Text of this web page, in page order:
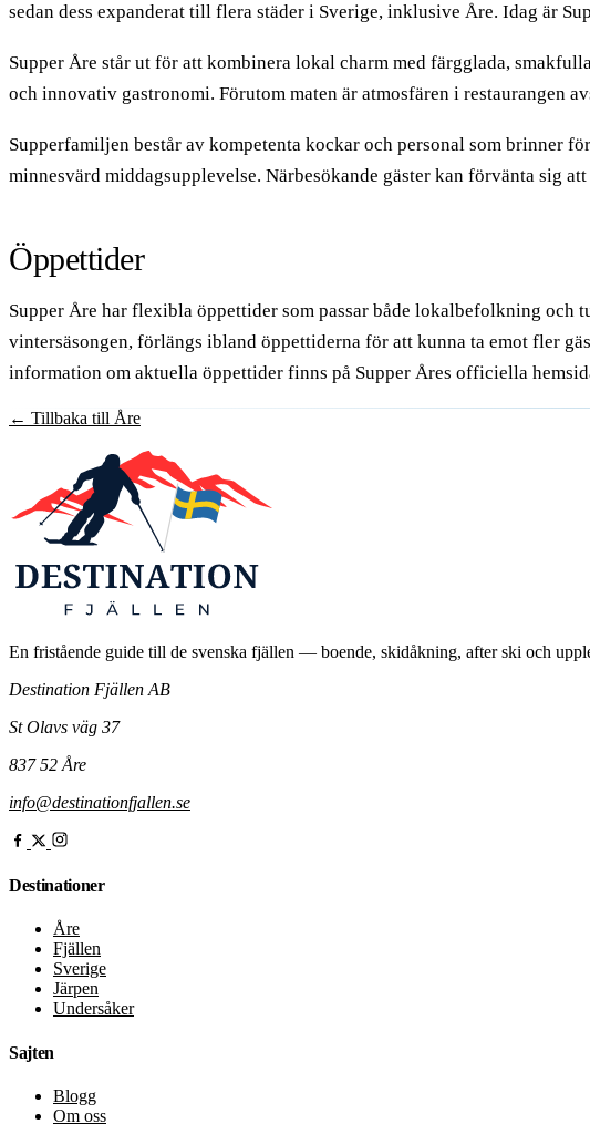
sedan dess expanderat till flera städer i Sverige, inklusive Åre. Idag är
Supper Åre står ut för att kombinera lokal charm med färgglada,
och innovativ gastronomi. Förutom maten är atmosfären i
Supperfamiljen består av kompetenta kockar och personal som brinner
minnesvärd middagsupplevelse. Närbesökande gäster kan förvänta sig
Öppettider
Supper Åre har flexibla öppettider som passar både lokalbefolkning och
vintersäsongen, förlängs ibland öppettiderna för att kunna ta emot fler
information om aktuella öppettider finns på Supper Åres officiella
← Tillbaka till Åre
En fristående guide till de svenska fjällen — boende, skidåkning, after ski och
Destination Fjällen AB
St Olavs väg 37
837 52 Åre
info@destinationfjallen.se
Destinationer
Åre
Fjällen
Sverige
Järpen
Undersåker
Sajten
Blogg
Om oss